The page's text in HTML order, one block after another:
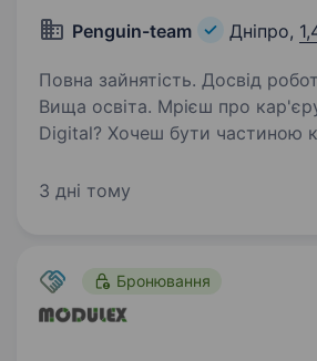
Penguin-team Дніпро,
Повна зайнятість. Досвід
Вища освіта. Мрієш про кар'єру в IT або
Digital? Хочеш бути частиною
з клієнтами зі США, Канади та
3 дні тому
Бронювання